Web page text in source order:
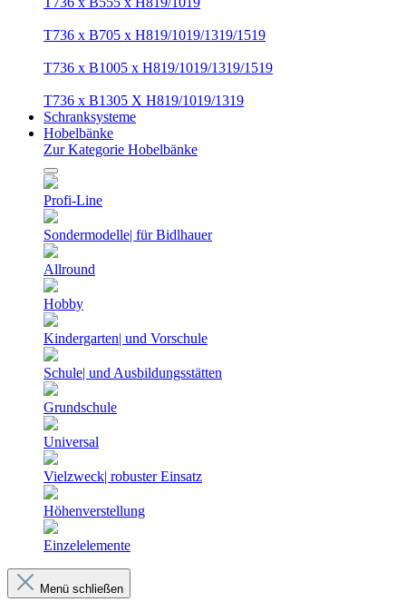
T736 x B705 x H819/1019/1319/1519
T736 x B1005 x H819/1019/1319/1519
T736 x B1305 X H819/1019/1319
Schranksysteme
Hobelbänke
Zur Kategorie Hobelbänke
Profi-Line
Sondermodelle| für Bidlhauer
Allround
Hobby
Kindergarten| und Vorschule
Schule| und Ausbildungsstätten
Grundschule
Universal
Vielzweck| robuster Einsatz
Höhenverstellung
Einzelelemente
Menü schließen